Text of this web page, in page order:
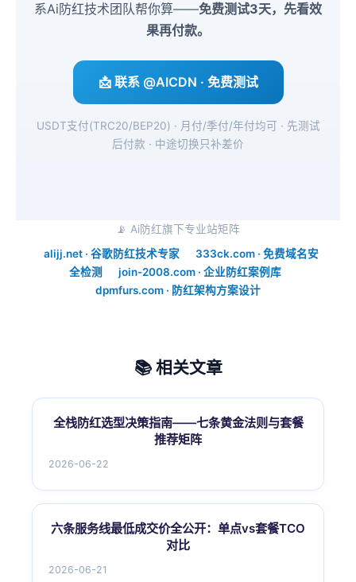
系Ai防红技术团队帮你算——免费测试3天，先看效
果再付款。
📩 联系 @AICDN · 免费测试
USDT支付(TRC20/BEP20) · 月付/季付/年付均可 · 先测试
后付款 · 中途切换只补差价
📡 Ai防红旗下专业站矩阵
alijj.net · 谷歌防红技术专家
333ck.com · 免费域名安
全检测
join-2008.com · 企业防红案例库
dpmfurs.com · 防红架构方案设计
📚 相关文章
全栈防红选型决策指南——七条黄金法则与套餐
推荐矩阵
2026-06-22
六条服务线最低成交价全公开：单点vs套餐TCO
对比
2026-06-21